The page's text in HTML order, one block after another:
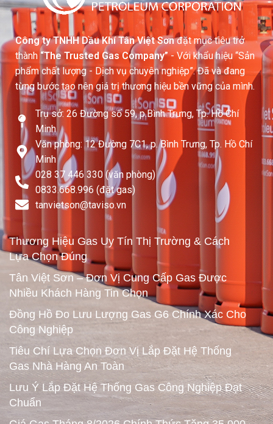
Công ty TNHH Dầu Khí Tân Việt Sơnđặt mục tiêu trở
thành “The Trusted Gas Company”- Với khẩu hiệu “Sản
phẩm chất lượng - Dịch vụ chuyên nghiệp”. Đã và đang
từng bước tạo nên giá trị thương hiệu bền vững của mình.
Trụ sở: 26 Đường số 59, p.Bình Trưng, Tp. Hồ Chí
Minh
Văn phòng: 12 Đường 7C1, p. Bình Trưng, Tp. Hồ Chí
Minh
028 37 446 330 (văn phòng)
0833.668.996 (đặt gas)
tanvietson@taviso.vn​
Thương Hiệu Gas Uy Tín Thị Trường & Cách
Lựa Chọn Đúng
Tân Việt Sơn – Đơn Vị Cung Cấp Gas Được
Nhiều Khách Hàng Tin Chọn
Đồng Hồ Đo Lưu Lượng Gas G6 Chính Xác Cho
Công Nghiệp
Tiêu Chí Lựa Chọn Đơn Vị Lắp Đặt Hệ Thống
Gas Nhà Hàng An Toàn
Lưu Ý Lắp Đặt Hệ Thống Gas Công Nghiệp Đạt
Chuẩn